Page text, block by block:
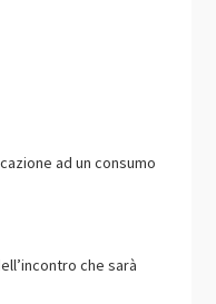
ad un consumo
che sarà